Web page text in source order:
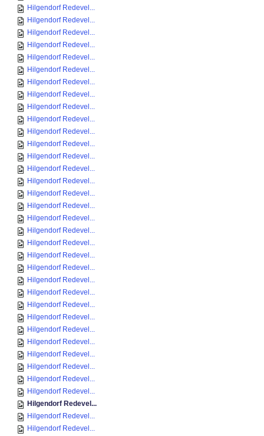
Hilgendorf Redevel...
Hilgendorf Redevel...
Hilgendorf Redevel...
Hilgendorf Redevel...
Hilgendorf Redevel...
Hilgendorf Redevel...
Hilgendorf Redevel...
Hilgendorf Redevel...
Hilgendorf Redevel...
Hilgendorf Redevel...
Hilgendorf Redevel...
Hilgendorf Redevel...
Hilgendorf Redevel...
Hilgendorf Redevel...
Hilgendorf Redevel...
Hilgendorf Redevel...
Hilgendorf Redevel...
Hilgendorf Redevel...
Hilgendorf Redevel...
Hilgendorf Redevel...
Hilgendorf Redevel...
Hilgendorf Redevel...
Hilgendorf Redevel...
Hilgendorf Redevel...
Hilgendorf Redevel...
Hilgendorf Redevel...
Hilgendorf Redevel...
Hilgendorf Redevel...
Hilgendorf Redevel...
Hilgendorf Redevel...
Hilgendorf Redevel...
Hilgendorf Redevel...
Hilgendorf Redevel...
Hilgendorf Redevel...
Hilgendorf Redevel...